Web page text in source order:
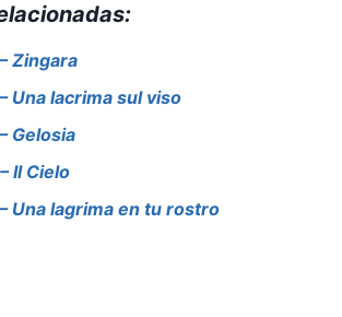
at
s
A
p
p
st
o
d
ai
Zingara
Una lacrima sul viso
Gelosia
Il Cielo
Una lagrima en tu rostro